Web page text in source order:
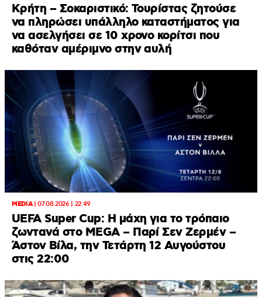
Κρήτη – Σοκαριστικό: Τουρίστας ζητούσε
να πληρώσει υπάλληλο καταστήματος για
να ασελγήσει σε 10 χρονο κορίτσι που
καθόταν αμέριμνο στην αυλή
MEDIA|07.08.2026 | 22:49
UEFA Super Cup: Η μάχη για το τρόπαιο
ζωντανά στο MEGA – Παρί Σεν Ζερμέν –
Άστον Βίλα, την Τετάρτη 12 Αυγούστου
στις 22:00